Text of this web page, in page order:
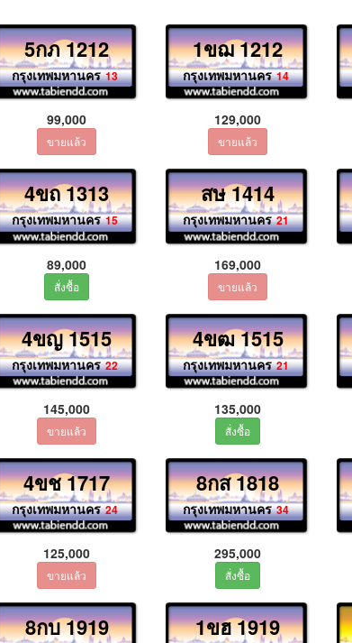
5กภ 1212
กรุงเทพมหานคร 13
99,000
1ขฌ 1212
กรุงเทพมหานคร 14
129,000
4ขถ 1313
กรุงเทพมหานคร 15
89,000
สษ 1414
กรุงเทพมหานคร 21
169,000
4ขญ 1515
กรุงเทพมหานคร 22
145,000
4ขฒ 1515
กรุงเทพมหานคร 21
135,000
4ขช 1717
กรุงเทพมหานคร 24
125,000
8กส 1818
กรุงเทพมหานคร 34
295,000
8กบ 1919 1ขฮ 1919